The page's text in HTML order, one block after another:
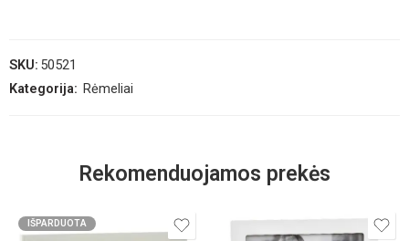
SKU: 50521
Kategorija: Rėmeliai
Rekomenduojamos prekės
IŠPARDUOTA